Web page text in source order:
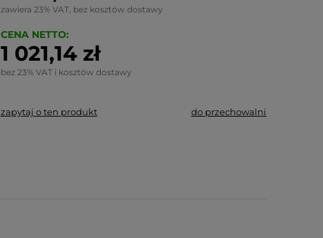
zawiera 23% VAT, bez kosztów dostawy
CENA NETTO:
1 021,14 zł
bez 23% VAT i kosztów dostawy
zapytaj o ten produkt do przechowalni